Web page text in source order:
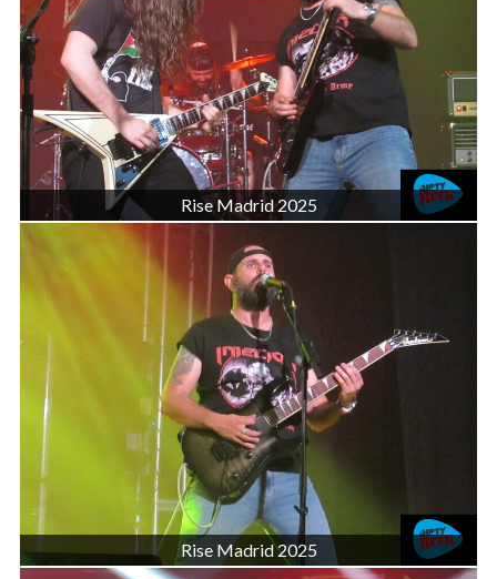
Rise Madrid 2025
Rise Madrid 2025